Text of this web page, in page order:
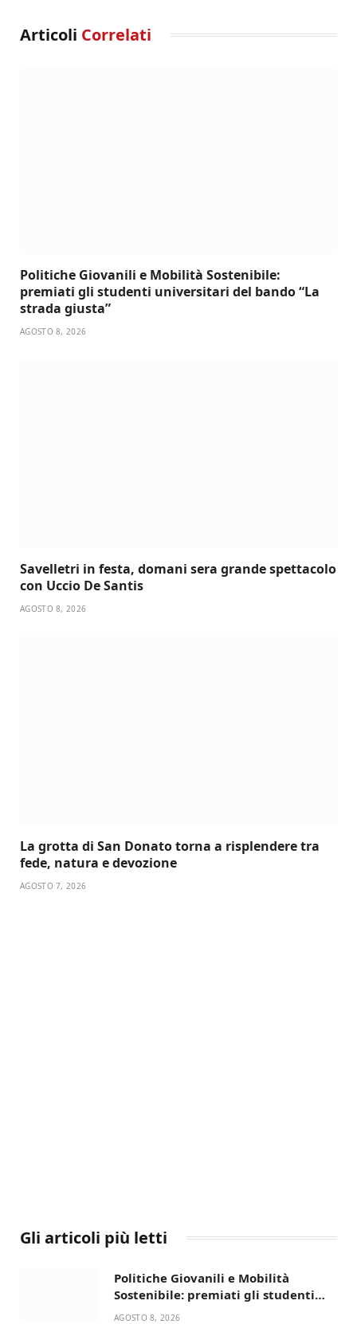
Articoli Correlati
Politiche Giovanili e Mobilità Sostenibile:
premiati gli studenti universitari del bando “La
strada giusta”
AGOSTO 8, 2026
Savelletri in festa, domani sera grande spettacolo
con Uccio De Santis
AGOSTO 8, 2026
La grotta di San Donato torna a risplendere tra
fede, natura e devozione
AGOSTO 7, 2026
Gli articoli più letti
Politiche Giovanili e Mobilità
Sostenibile: premiati gli studenti
universitari del bando “La strada
AGOSTO 8, 2026